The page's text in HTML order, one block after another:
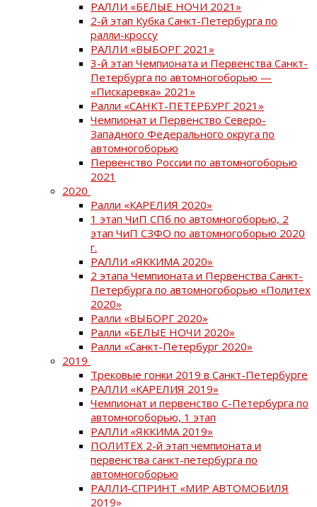
РАЛЛИ «БЕЛЫЕ НОЧИ 2021»
2-й этап Кубка Санкт-Петербурга по
ралли-кроссу
РАЛЛИ «ВЫБОРГ 2021»
3-й этап Чемпионата и Первенства Санкт-
Петербурга по автомногоборью —
«Пискаревка» 2021»
Ралли «САНКТ-ПЕТЕРБУРГ 2021»
Чемпионат и Первенство Северо-
Западного Федерального округа по
автомногоборью
Первенство России по автомногоборью
2021
2020
Ралли «КАРЕЛИЯ 2020»
1 этап ЧиП СПб по автомногоборью, 2
этап ЧиП СЗФО по автомногоборью 2020
г.
РАЛЛИ «ЯККИМА 2020»
2 этапа Чемпионата и Первенства Санкт-
Петербурга по автомногоборью «Политех
2020»
Ралли «ВЫБОРГ 2020»
Ралли «БЕЛЫЕ НОЧИ 2020»
Ралли «Санкт-Петербург 2020»
2019
Трековые гонки 2019 в Санкт-Петербурге
РАЛЛИ «КАРЕЛИЯ 2019»
Чемпионат и первенство С-Петербурга по
автомногоборью, 1 этап
РАЛЛИ «ЯККИМА 2019»
ПОЛИТЕХ 2-й этап чемпионата и
первенства санкт-петербурга по
автомногоборью
РАЛЛИ-СПРИНТ «МИР АВТОМОБИЛЯ
2019»